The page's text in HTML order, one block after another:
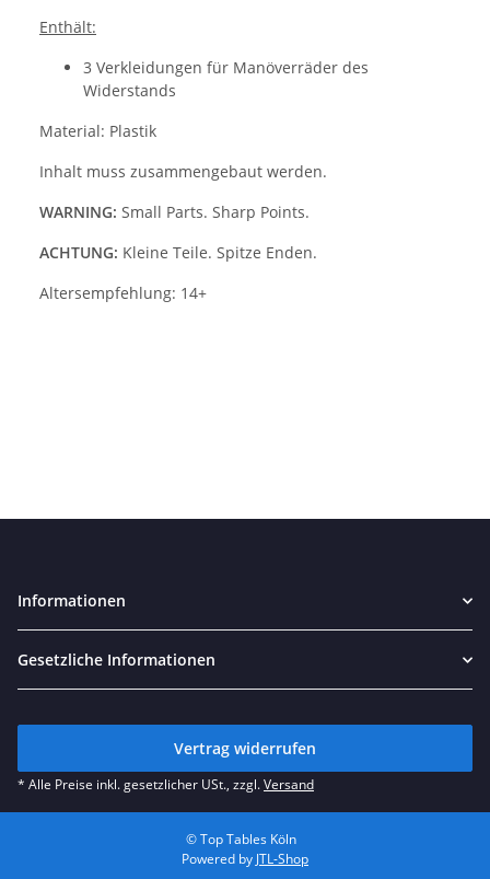
Enthält:
3 Verkleidungen für Manöverräder des
Widerstands
Material: Plastik
Inhalt muss zusammengebaut werden.
WARNING: Small Parts. Sharp Points.
ACHTUNG: Kleine Teile. Spitze Enden.
Altersempfehlung: 14+
Informationen
Gesetzliche Informationen
Vertrag widerrufen
* Alle Preise inkl. gesetzlicher USt., zzgl.Versand
© Top Tables Köln
Powered by JTL-Shop